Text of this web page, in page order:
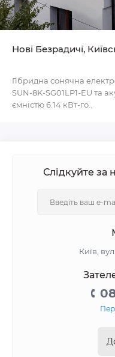
Нові Безрадичі,
Гібридна сонячна
SUN-8K-SG01LP1-EU та
ємністю 6.14 кВт-го..
Слідкуйте за
Київ,